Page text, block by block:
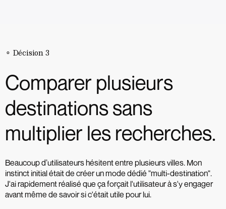
⚬ Décision 3
Comparer plusieurs
destinations sans
multiplier les recherches.
Beaucoup d’utilisateurs hésitent entre plusieurs villes. Mon
instinct initial était de créer un mode dédié "multi-destination".
J'ai rapidement réalisé que ça forçait l'utilisateur à s'y engager
avant même de savoir si c'était utile pour lui.